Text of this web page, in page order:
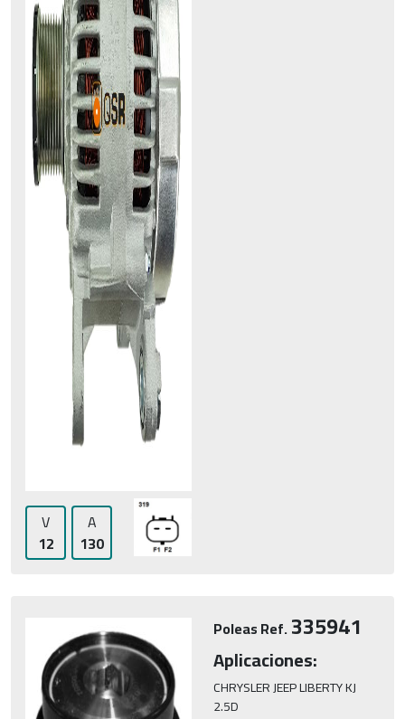
V
12
A
130
Poleas Ref.335941
Aplicaciones:
CHRYSLER JEEP LIBERTY KJ
2.5D